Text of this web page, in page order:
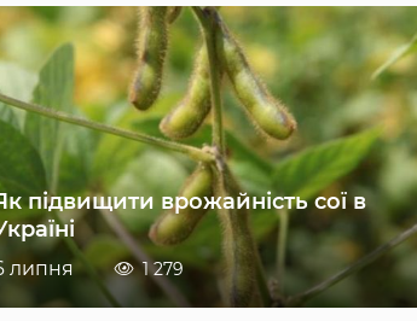
підвищити врожайність сої в
липня 1 279